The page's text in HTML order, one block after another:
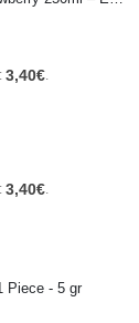
3,40€
3,40€.
Piece - 5 gr